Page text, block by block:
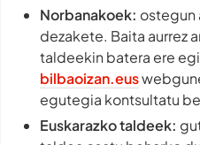
Norbanakoek: ostegun
dezakete. Baita aurrez
taldeekin batera ere
bilbaoizan.eus
egutegia kontsultatu
Euskarazko taldeek: